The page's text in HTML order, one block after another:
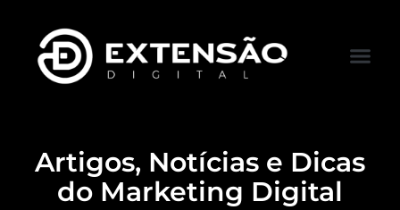
Artigos, Notícias e Dicas
do Marketing Digital